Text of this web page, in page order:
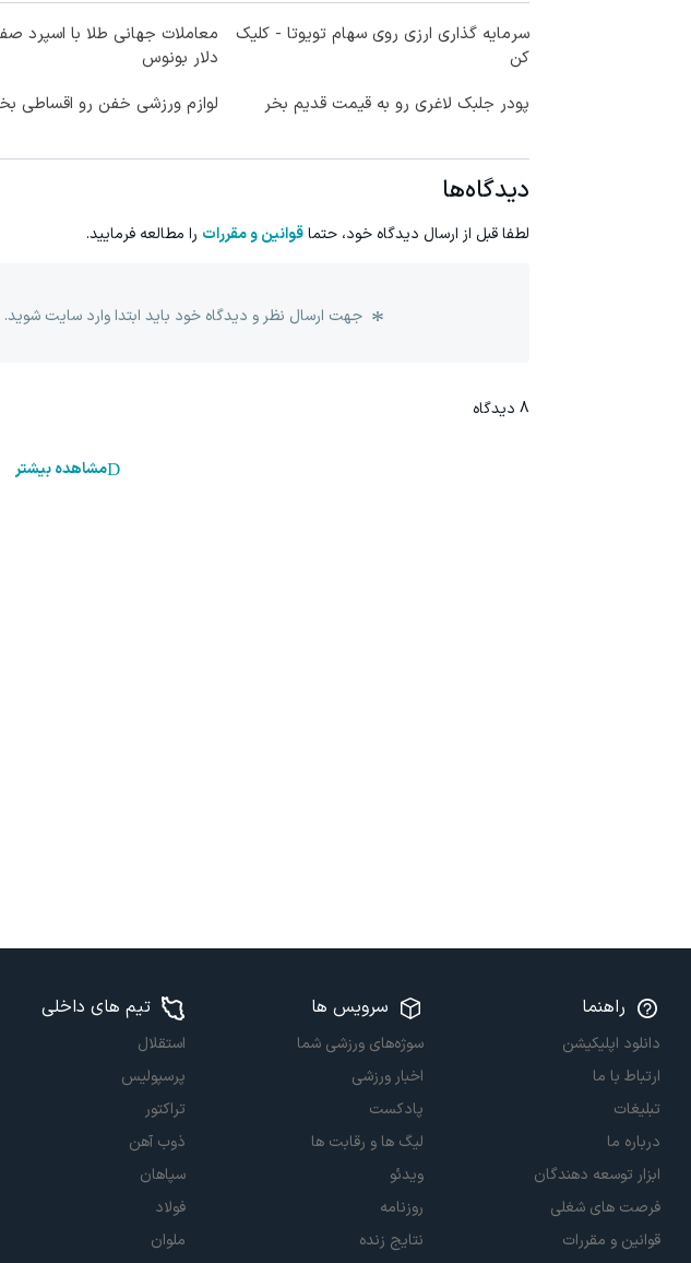
سرمایه گذاری ارزی روی سهام تویوتا - کلیک
کن
دلار بونوس
پودر جلبک لاغری رو به قیمت قدیم بخر
لوازم ورزشی خفن رو اقساطی
دیدگاه‌ها
لطفا قبل از ارسال دیدگاه خود، حتماقوانین و مقررات را مطالعه فرمایید.
جهت ارسال نظر و دیدگاه خود باید ابتدا وارد سایت
8 دیدگاه
مشاهده بیشتر
راهنما
دانلود اپلیکیشن
ارتباط با ما
تبلیغات
درباره ما
ابزار توسعه دهندگان
فرصت های شغلی
قوانین و مقررات
سرویس ها
سوژه‌های ورزشی شما
اخبار ورزشی
پادکست
لیگ ها و رقابت ها
ویدئو
روزنامه
نتایج زنده
تیم های داخلی
استقلال
پرسپولیس
تراکتور
ذوب آهن
سپاهان
فولاد
ملوان